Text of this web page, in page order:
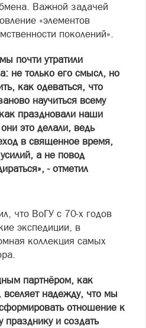
Важной задачей
«элементов
поколений».
почти утратили
не только его смысл, но
как одеваться, что
научиться всему
праздновали наши
это делали, ведь
в священное время,
а не повод
- отметил
что ВоГУ с 70-х годов
экспедиции, в
коллекция самых
партнёром, как
вселяет надежду, что мы
отношение к
празднику и создать